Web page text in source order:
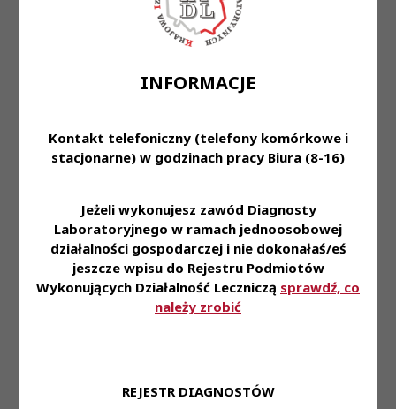
INFORMACJE
Kontakt telefoniczny (telefony komórkowe i
stacjonarne) w godzinach pracy Biura (8-16)
Jeżeli wykonujesz zawód Diagnosty
Laboratoryjnego w ramach jednoosobowej
działalności gospodarczej i nie dokonałaś/eś
jeszcze wpisu do Rejestru Podmiotów
Wykonujących Działalność Leczniczą sprawdź, co
należy zrobić
REJESTR DIAGNOSTÓW
SPZOZ Radzyń Podlaski zatrudni na podstawie
umowy o pracę pracowników do pracy w Dziale
Diagnostyki Laboratoryjnej.
Bakteriologicznej, Dział Diagnostyki
Laboratoryjnej
specjalizacja
Proponowane wynagrodzenie:od 7.299,00 zł do
9.231,00 zł
Forma zatrudnienia:Umowa o pracę
Imię i nazwisko: Aneta Majczyna